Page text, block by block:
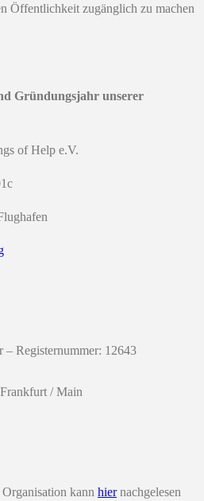
Öffentlichkeit zugänglich zu machen
Gründungsjahr unserer
of Help e.V.
– Registernummer: 12643
/ Main
kann hiernachgelesen